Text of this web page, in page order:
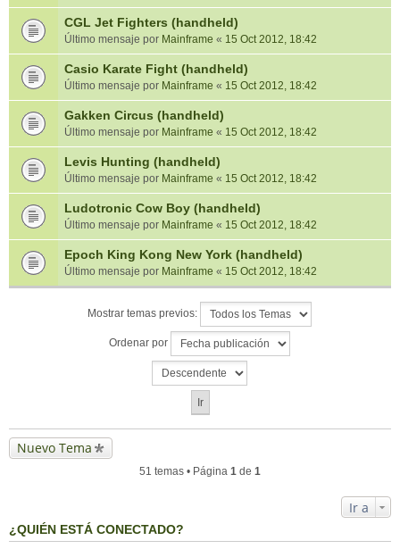
CGL Jet Fighters (handheld)
Último mensaje por Mainframe « 15 Oct 2012, 18:42
Casio Karate Fight (handheld)
Último mensaje por Mainframe « 15 Oct 2012, 18:42
Gakken Circus (handheld)
Último mensaje por Mainframe « 15 Oct 2012, 18:42
Levis Hunting (handheld)
Último mensaje por Mainframe « 15 Oct 2012, 18:42
Ludotronic Cow Boy (handheld)
Último mensaje por Mainframe « 15 Oct 2012, 18:42
Epoch King Kong New York (handheld)
Último mensaje por Mainframe « 15 Oct 2012, 18:42
Mostrar temas previos:
Ordenar por
Nuevo Tema
51 temas • Página 1 de 1
Ir a
¿QUIÉN ESTÁ CONECTADO?